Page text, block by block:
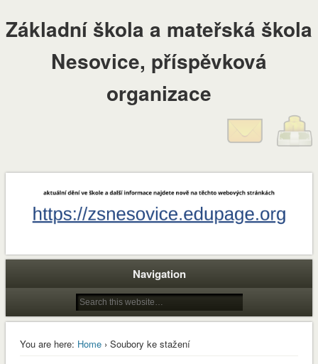
Základní škola a mateřská škola
Nesovice, příspěvková
organizace
Navigation
You are here: Home› Soubory ke stažení